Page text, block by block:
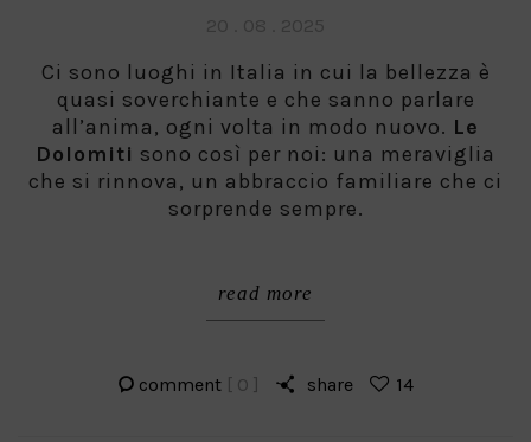
Ci sono luoghi in Italia in cui la bellezza è
quasi soverchiante e che sanno parlare
all’anima, ogni volta in modo nuovo. Le
Dolomiti sono così per noi: una meraviglia
che si rinnova, un abbraccio familiare che ci
sorprende sempre.
read more
comment [ 0 ] share 14